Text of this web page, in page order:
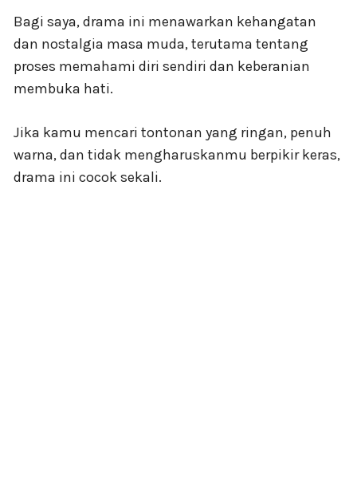
Bagi saya, drama ini menawarkan kehangatan
dan nostalgia masa muda, terutama tentang
proses memahami diri sendiri dan keberanian
membuka hati.
Jika kamu mencari tontonan yang ringan, penuh
warna, dan tidak mengharuskanmu berpikir keras,
drama ini cocok sekali.